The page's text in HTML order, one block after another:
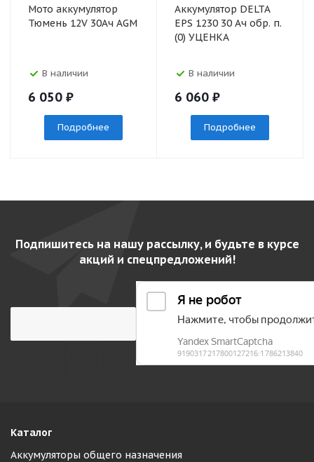
Мото аккумулятор
Тюмень 12V 30Ач AGM
В наличии
6 050 ₽
Подробнее
Аккумулятор DELTA
EPS 1230 30 Ач обр. п.
(0) УЦЕНКА
В наличии
6 060 ₽
Подробнее
Подпишитесь на нашу рассылку, и будьте в курсе
акций и спецпредложений!
Каталог
Аккумуляторы общего назначения